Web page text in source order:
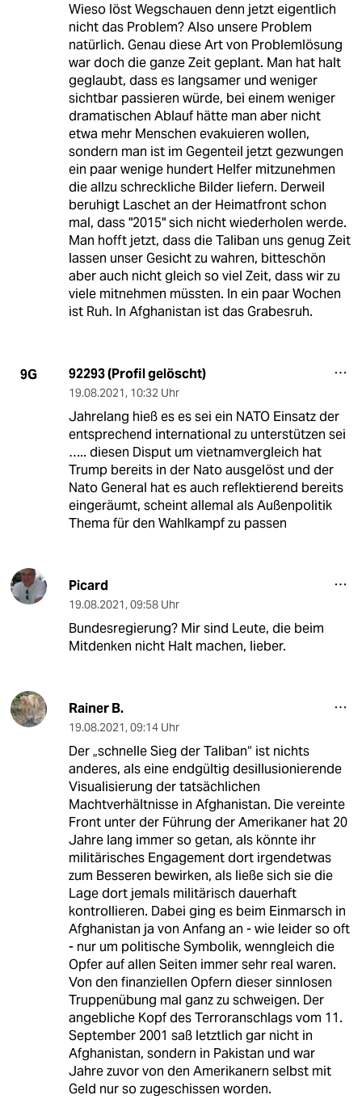
Wieso löst Wegschauen denn jetzt eigentlich
nicht das Problem? Also unsere Problem
natürlich. Genau diese Art von Problemlösung
war doch die ganze Zeit geplant. Man hat halt
geglaubt, dass es langsamer und weniger
sichtbar passieren würde, bei einem weniger
dramatischen Ablauf hätte man aber nicht
etwa mehr Menschen evakuieren wollen,
sondern man ist im Gegenteil jetzt gezwungen
ein paar wenige hundert Helfer mitzunehmen
die allzu schreckliche Bilder liefern. Derweil
beruhigt Laschet an der Heimatfront schon
mal, dass "2015" sich nicht wiederholen werde.
Man hofft jetzt, dass die Taliban uns genug Zeit
lassen unser Gesicht zu wahren, bitteschön
aber auch nicht gleich so viel Zeit, dass wir zu
viele mitnehmen müssten. In ein paar Wochen
ist Ruh. In Afghanistan ist das Grabesruh.
9G 92293 (Profil gelöscht)
19.08.2021, 10:32 Uhr
Jahrelang hieß es es sei ein NATO Einsatz der
entsprechend international zu unterstützen sei
….. diesen Disput um vietnamvergleich hat
Trump bereits in der Nato ausgelöst und der
Nato General hat es auch reflektierend bereits
eingeräumt, scheint allemal als Außenpolitik
Thema für den Wahlkampf zu passen
Picard
19.08.2021, 09:58 Uhr
Bundesregierung? Mir sind Leute, die beim
Mitdenken nicht Halt machen, lieber.
Rainer B.
19.08.2021, 09:14 Uhr
Der „schnelle Sieg der Taliban“ ist nichts
anderes, als eine endgültig desillusionierende
Visualisierung der tatsächlichen
Machtverhältnisse in Afghanistan. Die vereinte
Front unter der Führung der Amerikaner hat 20
Jahre lang immer so getan, als könnte ihr
militärisches Engagement dort irgendetwas
zum Besseren bewirken, als ließe sich sie die
Lage dort jemals militärisch dauerhaft
kontrollieren. Dabei ging es beim Einmarsch in
Afghanistan ja von Anfang an - wie leider so oft
- nur um politische Symbolik, wenngleich die
Opfer auf allen Seiten immer sehr real waren.
Von den finanziellen Opfern dieser sinnlosen
Truppenübung mal ganz zu schweigen. Der
angebliche Kopf des Terroranschlags vom 11.
September 2001 saß letztlich gar nicht in
Afghanistan, sondern in Pakistan und war
Jahre zuvor von den Amerikanern selbst mit
Geld nur so zugeschissen worden.